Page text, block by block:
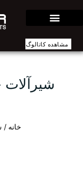
مشاهده کاتالوگ
شیرآلات
خانه /